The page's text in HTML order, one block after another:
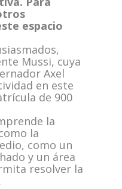
espacio
Mussi, cuya
Axel
en este
de 900
la
la
como un
y un área
resolver la